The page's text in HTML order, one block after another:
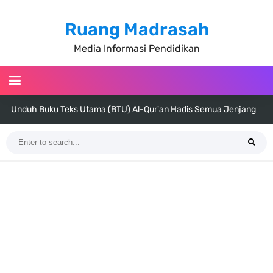
Ruang Madrasah
Media Informasi Pendidikan
Unduh Buku Teks Utama (BTU) Al-Qur'an Hadis Semua Jenjang